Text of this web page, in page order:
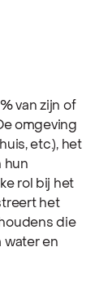
van zijn of
omgeving
etc.), het
hun
rol bij het
het
die
water en